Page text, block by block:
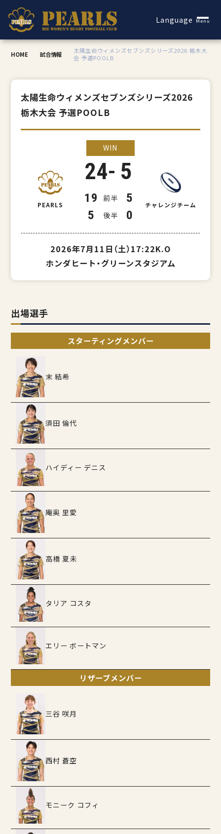
Language Menu
HOME 試合情報
太陽生命ウィメンズセブンズシリーズ2026 栃木大
会 予選POOLB
太陽生命ウィメンズセブンズシリーズ2026
栃木大会 予選POOLB
WIN
PEARLS
24- 5
19 前半
5
5
後半 0
チャレンジチーム
2026年7月11日（土）17:22K.O
ホンダヒート・グリーンスタジアム
出場選手
スターティングメンバー
末 結希
須田 倫代
ハイディー デニス
庵奥 里愛
高橋 夏未
タリア コスタ
エリー ボートマン
リザーブメンバー
三谷 咲月
西村 蒼空
モニーク コフィ